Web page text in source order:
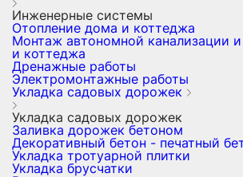
Инженерные системы
Отопление дома и коттеджа
Монтаж автономной канализации
и коттеджа
Дренажные работы
Электромонтажные работы
Укладка садовых дорожек
Укладка садовых дорожек
Заливка дорожек бетоном
Декоративный бетон - печатный
Укладка тротуарной плитки
Укладка брусчатки